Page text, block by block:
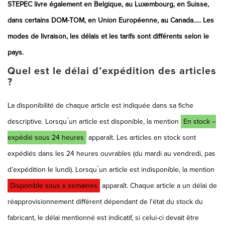
STEPEC livre également en Belgique, au Luxembourg, en Suisse,
dans certains DOM-TOM, en Union Européenne, au Canada..... Les
modes de livraison, les délais et les tarifs sont différents selon le
pays.
Quel est le délai d’expédition des articles
?
La disponibilité de chaque article est indiquée dans sa fiche
descriptive. Lorsqu ́un article est disponible, la mention
En stock –
expédié sous 24 heures apparaît. Les articles en stock sont
expédiés dans les 24 heures ouvrables (du mardi au vendredi, pas
d’expédition le lundi). Lorsqu ́un article est indisponible, la mention
Disponible sous x semaines apparaît. Chaque article a un délai de
réapprovisionnement différent dépendant de l'état du stock du
fabricant, le délai mentionné est indicatif, si celui-ci devait être